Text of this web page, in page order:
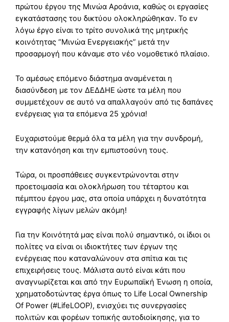
πρώτου έργου της Μινώα Αροάνια, καθώς οι εργασίες
εγκατάστασης του δικτύου ολοκληρώθηκαν. Το εν
λόγω έργο είναι το τρίτο συνολικά της μητρικής
κοινότητας “Μινώα Ενεργειακής” μετά την
προσαρμογή που κάναμε στο νέο νομοθετικό πλαίσιο.
Το αμέσως επόμενο διάστημα αναμένεται η
διασύνδεση με τον ΔΕΔΔΗΕ ώστε τα μέλη που
συμμετέχουν σε αυτό να απαλλαγούν από τις δαπάνες
ενέργειας για τα επόμενα 25 χρόνια!
Ευχαριστούμε θερμά όλα τα μέλη για την συνδρομή,
την κατανόηση και την εμπιστοσύνη τους.
Τώρα, οι προσπάθειες συγκεντρώνονται στην
προετοιμασία και ολοκλήρωση του τέταρτου και
πέμπτου έργου μας, στα οποία υπάρχει η δυνατότητα
εγγραφής λίγων μελών ακόμη!
Για την Κοινότητά μας είναι πολύ σημαντικό, οι ίδιοι οι
πολίτες να είναι οι ιδιοκτήτες των έργων της
ενέργειας που καταναλώνουν στα σπίτια και τις
επιχειρήσεις τους. Μάλιστα αυτό είναι κάτι που
αναγνωρίζεται και από την Ευρωπαϊκή Ένωση η οποία,
χρηματοδοτώντας έργα όπως το Life Local Ownership
Of Power (#LifeLOOP), ενισχύει τις συνεργασίες
πολιτών και φορέων τοπικής αυτοδιοίκησης, για το